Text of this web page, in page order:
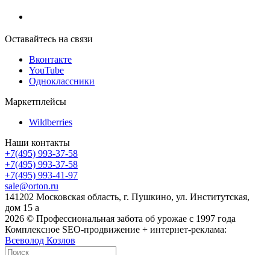
Оставайтесь на связи
Вконтакте
YouTube
Одноклассники
Маркетплейсы
Wildberries
Наши контакты
+7(495) 993-37-58
+7(495) 993-37-58
+7(495) 993-41-97
sale@orton.ru
141202 Московская область, г. Пушкино, ул. Институтская,
дом 15 а
2026 © Профессиональная забота об урожае с 1997 года
Комплексное SEO-продвижение + интернет-реклама:
Всеволод Козлов